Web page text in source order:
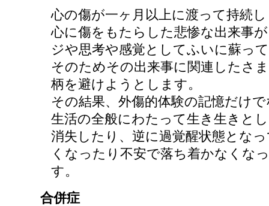
心の傷が一ヶ月以上に渡って持続
心に傷をもたらした悲惨な出来事
ジや思考や感覚としてふいに蘇っ
そのためその出来事に関連したさ
柄を避けようとします。
その結果、外傷的体験の記憶だけ
生活の全般にわたって生き生きと
消失したり、逆に過覚醒状態とな
くなったり不安で落ち着かなくな
す。
合併症